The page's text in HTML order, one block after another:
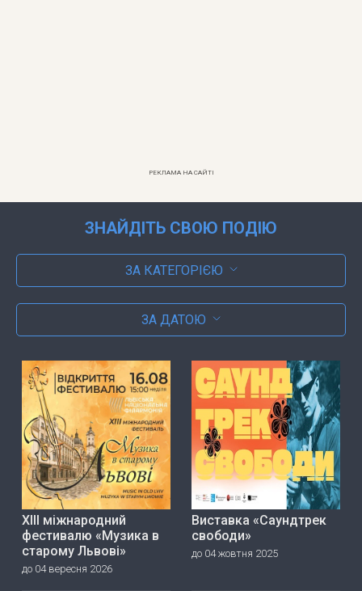
РЕКЛАМА НА САЙТІ
ЗНАЙДІТЬ СВОЮ ПОДІЮ
ЗА КАТЕГОРІЄЮ
ЗА ДАТОЮ
ХІІІ міжнародний
фестивалю «Музика в
старому Львові»
до 04 вересня 2026
Виставка «Саундтрек
свободи»
до 04 жовтня 2025